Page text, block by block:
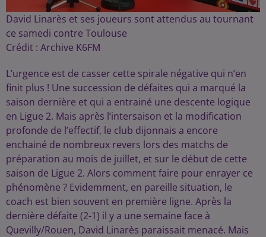
David Linarès et ses joueurs sont attendus au tournant
ce samedi contre Toulouse
Crédit : Archive K6FM
L’urgence est de casser cette spirale négative qui n’en
finit plus ! Une succession de défaites qui a marqué la
saison dernière et qui a entrainé une descente logique
en Ligue 2. Mais après l’intersaison et la modification
profonde de l’effectif, le club dijonnais a encore
enchainé de nombreux revers lors des matchs de
préparation au mois de juillet, et sur le début de cette
saison de Ligue 2. Alors comment faire pour enrayer ce
phénomène ? Evidemment, en pareille situation, le
coach est bien souvent en première ligne. Après la
dernière défaite (2-1) il y a une semaine face à
Quevilly/Rouen, David Linarès paraissait menacé. Mais